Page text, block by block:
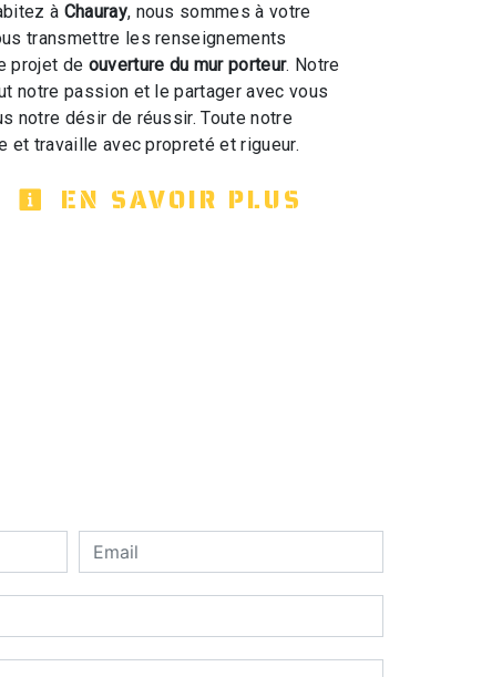
à Chauray, nous sommes à votre
transmettre les renseignements
projet de ouverture du mur porteur. Notre
notre passion et le partager avec vous
notre désir de réussir. Toute notre
et travaille avec propreté et rigueur.
EN SAVOIR PLUS